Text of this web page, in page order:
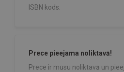
ISBN kods:
Prece pieejama noliktavā!
Prece ir mūsu noliktavā un